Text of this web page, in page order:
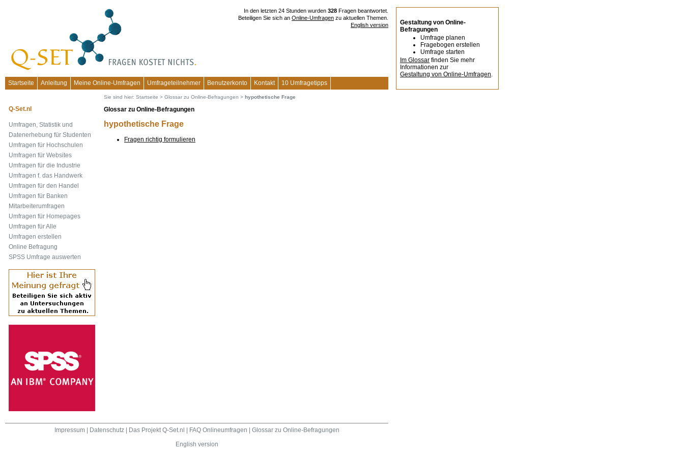
In den letzten 24 Stunden wurden 328 Fragen beantwortet.
Beteiligen Sie sich an Online-Umfragen zu aktuellen Themen.
English version
Gestaltung von Online-
Befragungen
Umfrage planen
Fragebogen erstellen
Umfrage starten
Im Glossar finden Sie mehr
Informationen zur
Gestaltung von Online-Umfragen.
Startseite
Anleitung Meine Online-Umfragen Umfrageteilnehmer Benutzerkonto Kontakt 10 Umfragetipps
Sie sind hier: Startseite > Glossar zu Online-Befragungen > hypothetische Frage
Glossar zu Online-Befragungen
hypothetische Frage
Fragen richtig formulieren
Q-Set.nl
Umfragen, Statistik und
Datenerhebung für Studenten
Umfragen für Hochschulen
Umfragen für Websites
Umfragen für die Industrie
Umfragen f. das Handwerk
Umfragen für den Handel
Umfragen für Banken
Mitarbeiterumfragen
Umfragen für Homepages
Umfragen für Alle
Umfragen erstellen
Online Befragung
SPSS Umfrage auswerten
Impressum| Datenschutz| Das Projekt Q-Set.nl FAQ Onlineumfragen
Glossar zu Online-Befragungen
English version